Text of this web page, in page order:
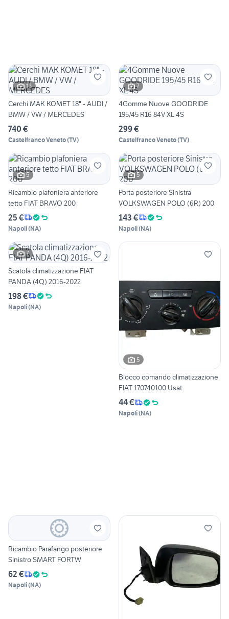
13
Cerchi MAK KOMET 18" - AUDI /
BMW / VW / MERCEDES
740 €
Castelfranco Veneto(TV)
7
4Gomme Nuove GOODRIDE
195/45 R16 84V XL 4S
299 €
Castelfranco Veneto(TV)
5
Ricambio plafoniera anteriore
tetto FIAT BRAVO 200
25 €
Napoli(NA)
5
Porta posteriore Sinistra
VOLKSWAGEN POLO (6R) 200
143 €
Napoli(NA)
7
Scatola climatizzazione FIAT
PANDA (4Q) 2016-2022
198 €
Napoli(NA)
5
Blocco comando climatizzazione
FIAT 170740100 Usat
44 €
Napoli(NA)
Ricambio Parafango posteriore
Sinistro SMART FORTW
62 €
Napoli(NA)